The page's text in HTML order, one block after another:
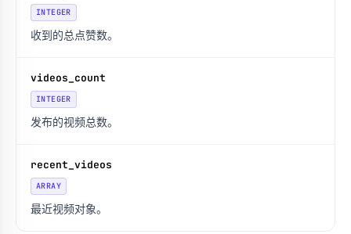
INTEGER
收到的总点赞数。
videos_count
INTEGER
发布的视频总数。
recent_videos
ARRAY
最近视频对象。